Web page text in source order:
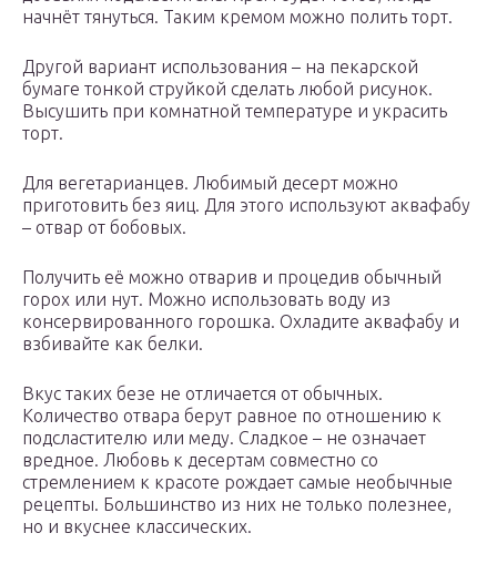
начнёт тянуться. Таким кремом можно полить торт.
Другой вариант использования – на пекарской
бумаге тонкой струйкой сделать любой рисунок.
Высушить при комнатной температуре и украсить
торт.
Для вегетарианцев. Любимый десерт можно
приготовить без яиц. Для этого используют аквафабу
– отвар от бобовых.
Получить её можно отварив и процедив обычный
горох или нут. Можно использовать воду из
консервированного горошка. Охладите аквафабу и
взбивайте как белки.
Вкус таких безе не отличается от обычных.
Количество отвара берут равное по отношению к
подсластителю или меду. Сладкое – не означает
вредное. Любовь к десертам совместно со
стремлением к красоте рождает самые необычные
рецепты. Большинство из них не только полезнее,
но и вкуснее классических.